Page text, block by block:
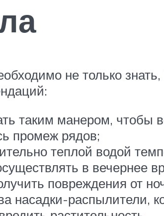
не только знать,
таким манером, чтобы
промеж рядов;
теплой водой
в вечернее
повреждения от
насадки-распылители,